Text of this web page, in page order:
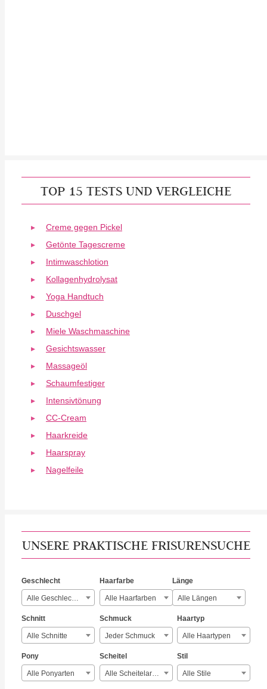
TOP 15 TESTS UND VERGLEICHE
Creme gegen Pickel
Getönte Tagescreme
Intimwaschlotion
Kollagenhydrolysat
Yoga Handtuch
Duschgel
Miele Waschmaschine
Gesichtswasser
Massageöl
Schaumfestiger
Intensivtönung
CC-Cream
Haarkreide
Haarspray
Nagelfeile
UNSERE PRAKTISCHE FRISURENSUCHE
Geschlecht
Alle Geschlechter
Haarfarbe
Alle Haarfarben
Länge
Alle Längen
Schnitt
Alle Schnitte
Schmuck
Jeder Schmuck
Haartyp
Alle Haartypen
Pony
Alle Ponyarten
Scheitel
Alle Scheitelarten
Stil
Alle Stile